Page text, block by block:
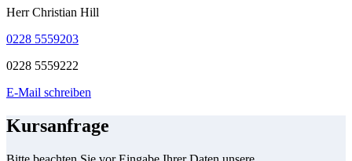
Herr Christian Hill
0228 5559203
0228 5559222
E-Mail schreiben
Kursanfrage